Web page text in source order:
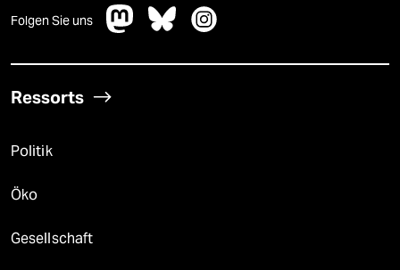
Folgen Sie uns
Ressorts
Politik
Öko
Gesellschaft